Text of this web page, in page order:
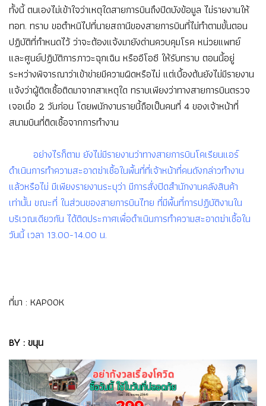
ทั้งนี้ ตนเองไม่เข้าใจว่าเหตุใดสายการบินถึงปิดบังข้อมูล ไม่รายงานให้
ทอท. ทราบ ขอตำหนิไปที่นายสถานีของสายการบินที่ไม่ทำตามขั้นตอน
ปฏิบัติที่กำหนดไว้ ว่าจะต้องแจ้งมายังด่านควบคุมโรค หน่วยแพทย์
และศูนย์ปฏิบัติการภาวะฉุกเฉิน หรืออีโอซี ให้รับทราบ ตอนนี้อยู่
ระหว่างพิจารณาว่าเข้าข่ายมีความผิดหรือไม่ แต่เบื้องต้นยังไม่มีรายงาน
แจ้งว่าผู้ติดเชื้อติดมาจากสาเหตุใด ทราบเพียงว่าทางสายการบินตรวจ
เจอเมื่อ 2 วันก่อน โดยพนักงานรายนี้ถือเป็นคนที่ 4 ของเจ้าหน้าที่
สนามบินที่ติดเชื้อจากการทำงาน
อย่างไรก็ตาม ยังไม่มีรายงานว่าทางสายการบินโคเรียนแอร์
ดำเนินการทำความสะอาดฆ่าเชื้อในพื้นที่ที่เจ้าหน้าที่คนดังกล่าวทำงาน
แล้วหรือไม่ มีเพียงรายงานระบุว่า มีการสั่งปิดสำนักงานคลังสินค้า
เท่านั้น ขณะที่ ในส่วนของสายการบินไทย ที่มีพื้นที่การปฏิบัติงานใน
บริเวณเดียวกัน ได้ติดประกาศเพื่อดำเนินการทำความสะอาดฆ่าเชื้อใน
วันนี้ เวลา 13.00-14.00 น.
ที่มา : KAPOOK
BY : ขนุน